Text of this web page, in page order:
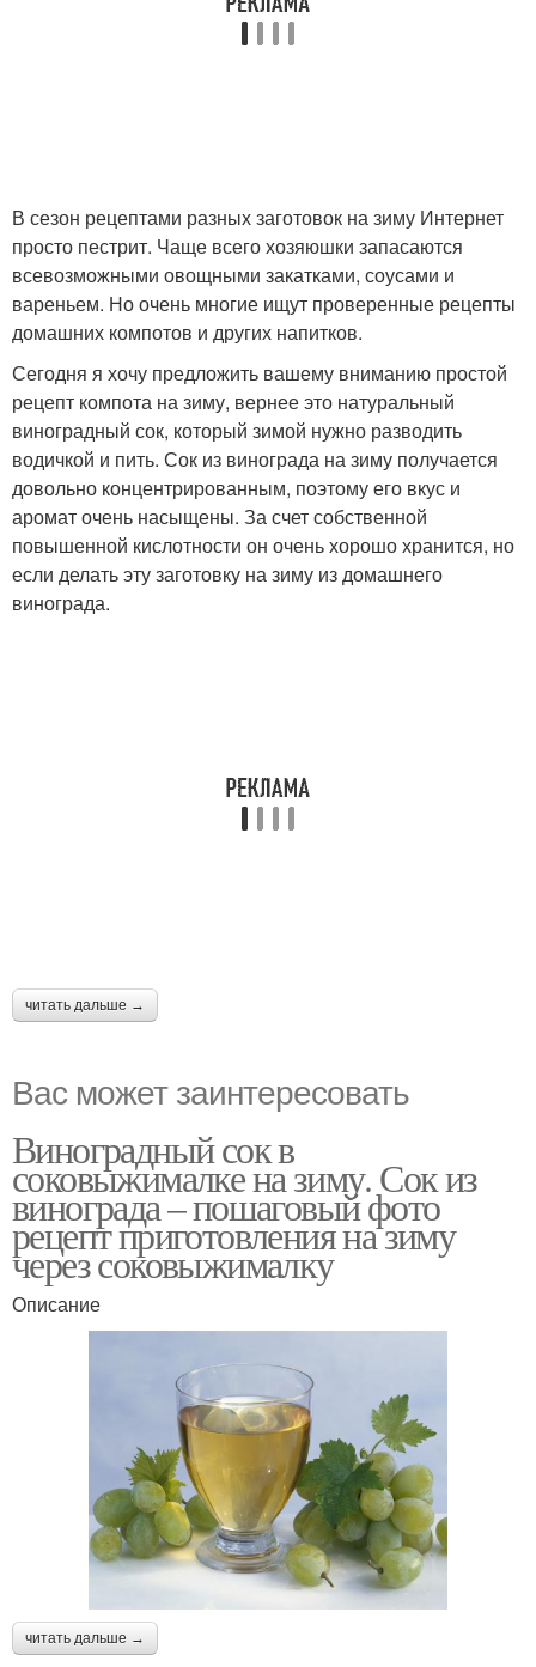
В сезон рецептами разных заготовок на зиму Интернет
просто пестрит. Чаще всего хозяюшки запасаются
всевозможными овощными закатками, соусами и
вареньем. Но очень многие ищут проверенные рецепты
домашних компотов и других напитков.
Сегодня я хочу предложить вашему вниманию простой
рецепт компота на зиму, вернее это натуральный
виноградный сок, который зимой нужно разводить
водичкой и пить. Сок из винограда на зиму получается
довольно концентрированным, поэтому его вкус и
аромат очень насыщены. За счет собственной
повышенной кислотности он очень хорошо хранится, но
если делать эту заготовку на зиму из домашнего
винограда.
читать дальше →
Вас может заинтересовать
Виноградный сок в
соковыжималке на зиму. Сок из
винограда – пошаговый фото
рецепт приготовления на зиму
через соковыжималку
Описание
читать дальше →